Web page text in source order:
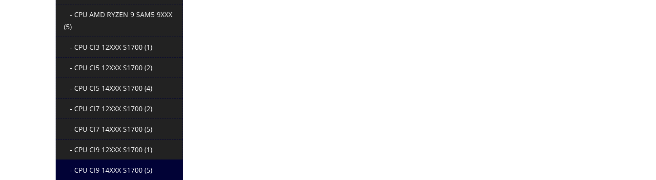
- CPU AMD RYZEN 9 SAM5 9XXX
(5)
- CPU CI3 12XXX S1700 (1)
- CPU CI5 12XXX S1700 (2)
- CPU CI5 14XXX S1700 (4)
- CPU CI7 12XXX S1700 (2)
- CPU CI7 14XXX S1700 (5)
- CPU CI9 12XXX S1700 (1)
- CPU CI9 14XXX S1700 (5)